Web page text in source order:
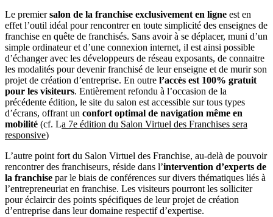
Le premiersalon de la franchise exclusivement en ligne est en
effet l’outil idéal pour rencontrer en toute simplicité des enseignes de
franchise en quête de franchisés. Sans avoir à se déplacer, muni d’un
simple ordinateur et d’une connexion internet, il est ainsi possible
d’échanger avec les développeurs de réseau exposants, de connaitre
les modalités pour devenir franchisé de leur enseigne et de murir son
projet de création d’entreprise. En outre l’accès est 100% gratuit
pour les visiteurs. Entièrement refondu à l’occasion de la
précédente édition, le site du salon est accessible sur tous types
d’écrans, offrant un confort optimal de navigation même en
mobilité (cf. La 7e édition du Salon Virtuel des Franchises sera
responsive)
L’autre point fort du Salon Virtuel des Franchise, au-delà de pouvoir
rencontrer des franchiseurs, réside dans l’intervention d’experts de
la franchise par le biais de conférences sur divers thématiques liés à
l’entrepreneuriat en franchise. Les visiteurs pourront les solliciter
pour éclaircir des points spécifiques de leur projet de création
d’entreprise dans leur domaine respectif d’expertise.